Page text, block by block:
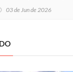
03 de Jun de 2026